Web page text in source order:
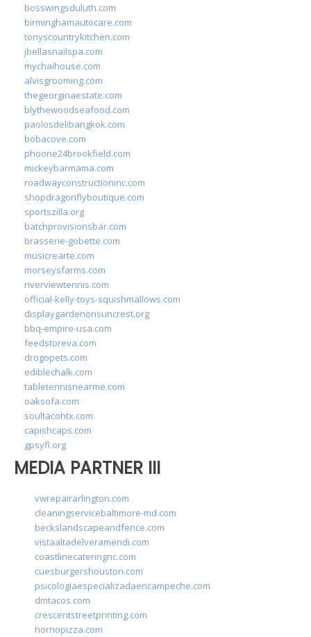
bosswingsduluth.com
birminghamautocare.com
tonyscountrykitchen.com
jbellasnailspa.com
mychaihouse.com
alvisgrooming.com
thegeorginaestate.com
blythewoodseafood.com
paolosdelibangkok.com
bobacove.com
phoone24brookfield.com
mickeybarmama.com
roadwayconstructioninc.com
shopdragonflyboutique.com
sportszilla.org
batchprovisionsbar.com
brasserie-gobette.com
musicrearte.com
morseysfarms.com
riverviewtennis.com
official-kelly-toys-squishmallows.com
displaygardenonsuncrest.org
bbq-empire-usa.com
feedstoreva.com
drogopets.com
ediblechalk.com
tabletennisnearme.com
oaksofa.com
soultacohtx.com
capishcaps.com
gpsyfl.org
MEDIA PARTNER III
vwrepairarlington.com
cleaningservicebaltimore-md.com
beckslandscapeandfence.com
vistaaltadelveramendi.com
coastlinecateringnc.com
cuesburgershouston.com
psicologiaespecializadaencampeche.com
dmtacos.com
crescentstreetprinting.com
hornopizza.com